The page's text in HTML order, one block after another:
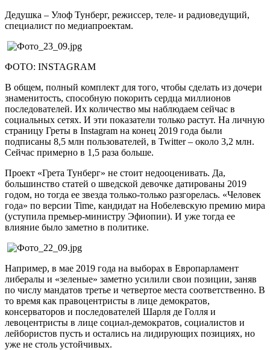
Дедушка – Улоф Тунберг, режиссер, теле- и радиоведущий,
специалист по медиапроектам.
ФОТО: INSTAGRAM
В общем, полный комплект для того, чтобы сделать из дочери
знаменитость, способную покорить сердца миллионов
последователей. Их количество мы наблюдаем сейчас в
социальных сетях. И эти показатели только растут. На личную
страницу Греты в Instagram на конец 2019 года были
подписаны 8,5 млн пользователей, в Twitter – около 3,2 млн.
Сейчас примерно в 1,5 раза больше.
Проект «Грета Тунберг» не стоит недооценивать. Да,
большинство статей о шведской девочке датированы 2019
годом, но тогда ее звезда только-только разгорелась. «Человек
года» по версии Time, кандидат на Нобелевскую премию мира
(уступила премьер-министру Эфиопии). И уже тогда ее
влияние было заметно в политике.
Например, в мае 2019 года на выборах в Европарламент
либералы и «зеленые» заметно усилили свои позиции, заняв
по числу мандатов третье и четвертое места соответственно. В
то время как правоцентристы в лице демократов,
консерваторов и последователей Шарля де Голля и
левоцентристы в лице социал-демократов, социалистов и
лейбористов пусть и остались на лидирующих позициях, но
уже не столь устойчивых.